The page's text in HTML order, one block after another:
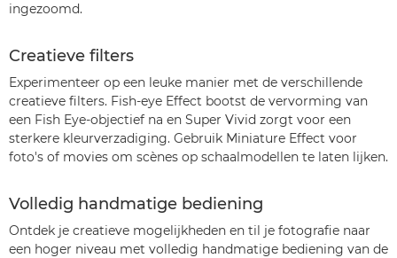
ingezoomd.
Creatieve filters
Experimenteer op een leuke manier met de verschillende
creatieve filters. Fish-eye Effect bootst de vervorming van
een Fish Eye-objectief na en Super Vivid zorgt voor een
sterkere kleurverzadiging. Gebruik Miniature Effect voor
foto's of movies om scènes op schaalmodellen te laten lijken.
Volledig handmatige bediening
Ontdek je creatieve mogelijkheden en til je fotografie naar
een hoger niveau met volledig handmatige bediening van de